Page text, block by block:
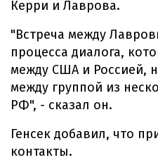
Керри и Лаврова.
"Встреча между
процесса диалога,
между США и Россией,
между группой из
РФ", - сказал он.
Генсек добавил, что
контакты.